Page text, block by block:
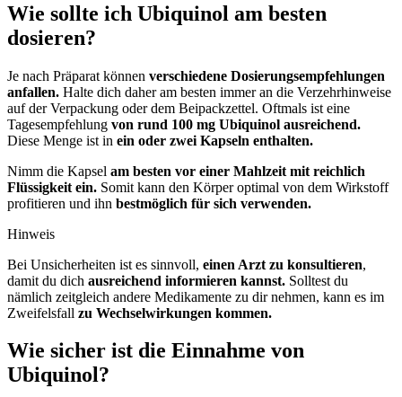
Wie sollte ich Ubiquinol am besten
dosieren?
Je nach Präparat können verschiedene Dosierungsempfehlungen
anfallen. Halte dich daher am besten immer an die Verzehrhinweise
auf der Verpackung oder dem Beipackzettel. Oftmals ist eine
Tagesempfehlung von rund 100 mg Ubiquinol ausreichend.
Diese Menge ist in ein oder zwei Kapseln enthalten.
Nimm die Kapsel am besten vor einer Mahlzeit mit reichlich
Flüssigkeit ein. Somit kann den Körper optimal von dem Wirkstoff
profitieren und ihn bestmöglich für sich verwenden.
Hinweis
Bei Unsicherheiten ist es sinnvoll, einen Arzt zu konsultieren,
damit du dich ausreichend informieren kannst. Solltest du
nämlich zeitgleich andere Medikamente zu dir nehmen, kann es im
Zweifelsfall zu Wechselwirkungen kommen.
Wie sicher ist die Einnahme von
Ubiquinol?